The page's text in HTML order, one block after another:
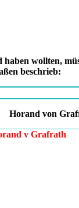
wollten,
beschrieb:
Horand von